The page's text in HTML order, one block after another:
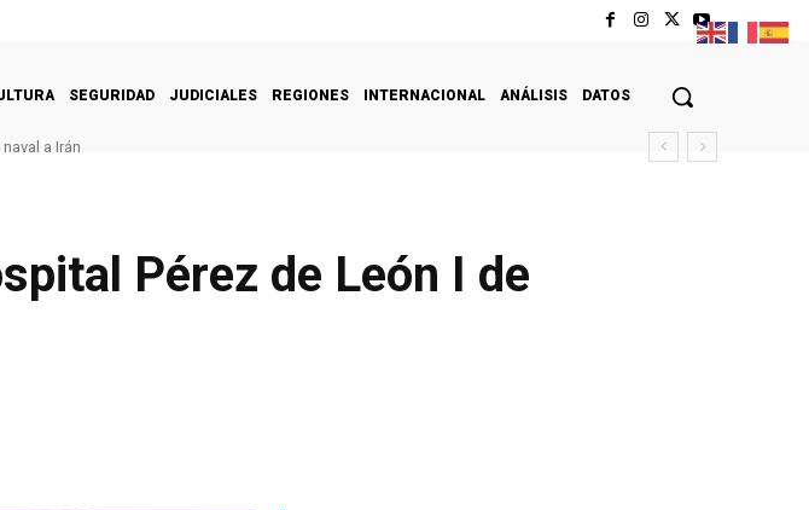
SEGURIDAD JUDICIALES REGIONES INTERNACIONAL ANÁLISIS DATOS
a Irán
Pérez de León I de